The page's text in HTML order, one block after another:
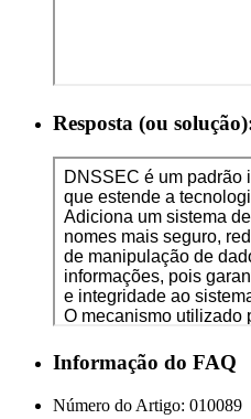
Resposta (ou
Informação do FAQ
Número do Artigo: 010089